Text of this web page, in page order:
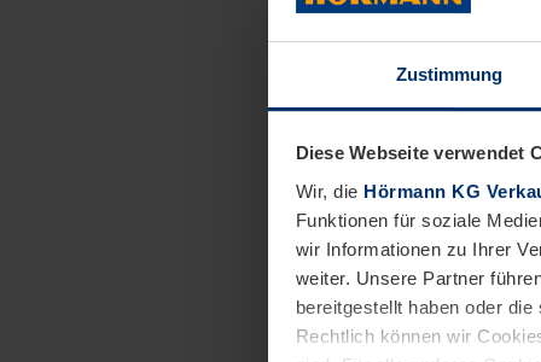
Zustimmung
Diese Webseite verwendet
Wir, die Hörmann KG
Funktionen für soziale
wir Informationen zu Ihrer
weiter. Unsere Partner
bereitgestellt haben oder
Rechtlich können wir